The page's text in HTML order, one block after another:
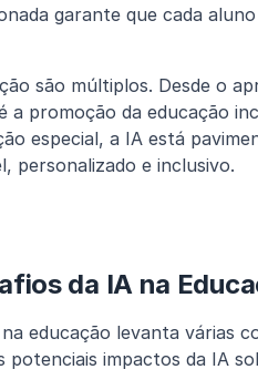
garante que cada
são múltiplos. Desde o
promoção da educação
especial, a IA está
personalizado e inclusivo.
da IA na
educação levanta várias
potenciais impactos da IA